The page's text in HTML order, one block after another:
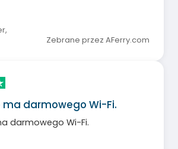
,
Zebrane przez AFerry.com
ma darmowego Wi-Fi.
darmowego Wi-Fi.